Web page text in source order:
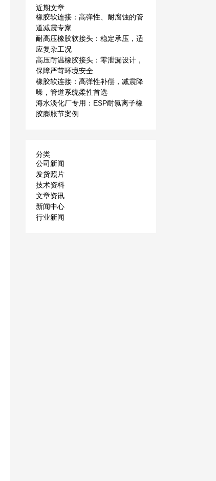
近期文章
橡胶软连接：高弹性、耐腐蚀的管
道减震专家
耐高压橡胶软接头：稳定承压，适
应复杂工况
高压耐温橡胶接头：零泄漏设计，
保障严苛环境安全
橡胶软连接：高弹性补偿，减震降
噪，管道系统柔性首选
海水淡化厂专用：ESP耐氯离子橡
胶膨胀节案例
分类
公司新闻
发货照片
技术资料
文章资讯
新闻中心
行业新闻